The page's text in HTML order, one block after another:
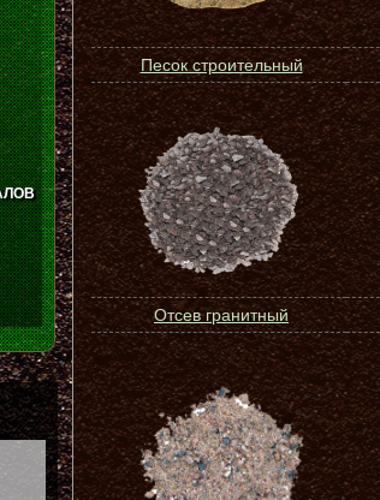
Песок строительный
Отсев гранитный